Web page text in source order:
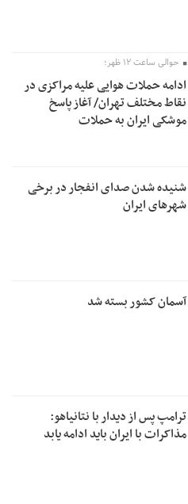
حوالی ساعت ۱۲ ظهر؛
ادامه حملات هوایی علیه مراکزی در
نقاط مختلف تهران/ آغاز پاسخ
موشکی ایران به حملات
شنیده شدن صدای انفجار در برخی
شهرهای ایران
آسمان کشور بسته شد
ترامپ پس از دیدار با نتانیاهو:
مذاکرات با ایران باید ادامه یابد